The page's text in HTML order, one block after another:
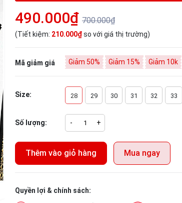
490.000₫ 700.000₫
(Tiết kiệm: 210.000₫so với giá thị trường)
Mã giảm giá Giảm 50% Giảm 15% Giảm 10k
Size: 28 29 30 31 32 33
Số lượng: - +
Thêm vào giỏ hàng Mua ngay
Quyền lợi & chính sách: